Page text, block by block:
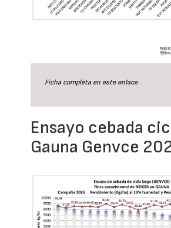
Ficha completa en este enlace
Ensayo cebada
Gauna Genvce